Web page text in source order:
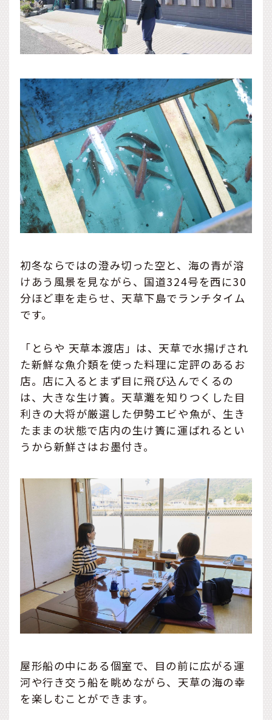
初冬ならではの澄み切った空と、海の青が溶
けあう風景を見ながら、国道324号を西に30
分ほど車を走らせ、天草下島でランチタイム
です。
「とらや 天草本渡店」は、天草で水揚げされ
た新鮮な魚介類を使った料理に定評のあるお
店。店に入るとまず目に飛び込んでくるの
は、大きな生け簀。天草灘を知りつくした目
利きの大将が厳選した伊勢エビや魚が、生き
たままの状態で店内の生け簀に運ばれるとい
うから新鮮さはお墨付き。
屋形船の中にある個室で、目の前に広がる運
河や行き交う船を眺めながら、天草の海の幸
を楽しむことができます。